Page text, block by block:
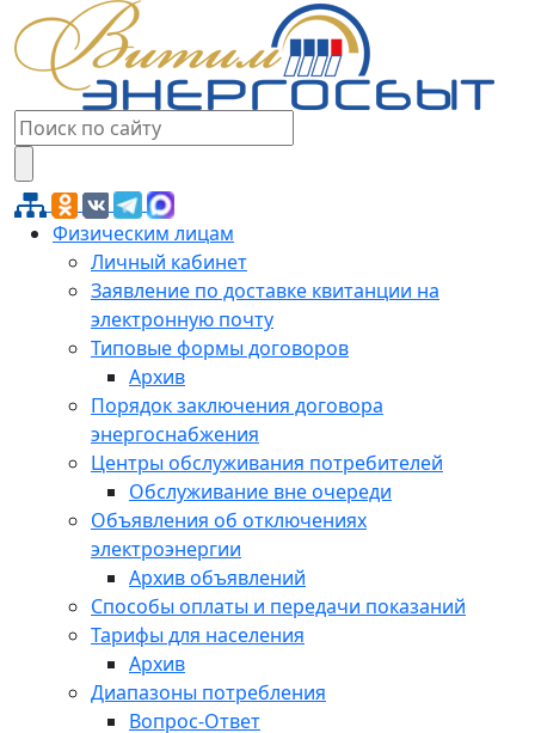
Физическим лицам
Личный кабинет
Заявление по доставке квитанции на
электронную почту
Типовые формы договоров
Архив
Порядок заключения договора
энергоснабжения
Центры обслуживания потребителей
Обслуживание вне очереди
Объявления об отключениях
электроэнергии
Архив объявлений
Способы оплаты и передачи показаний
Тарифы для населения
Архив
Диапазоны потребления
Вопрос-Ответ